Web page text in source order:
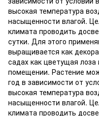
высокая температура
насыщенности влагой.
климата проводить
сутки. Для этого
выращивается как
садах как цветущая лоза
помещении. Растение
год в зависимости от
высокая температура
насыщенности влагой.
климата проводить